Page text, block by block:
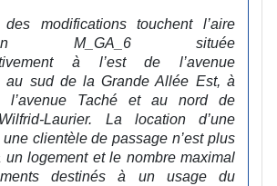
des modifications touchent l’aire
M_GA_6 située
à l’est de l’avenue
au sud de la Grande Allée Est, à
l’avenue Taché et au nord de
Laurier. La location d’une
clientèle de passage n’est plus
un logement et le nombre maximal
destinés à un usage du